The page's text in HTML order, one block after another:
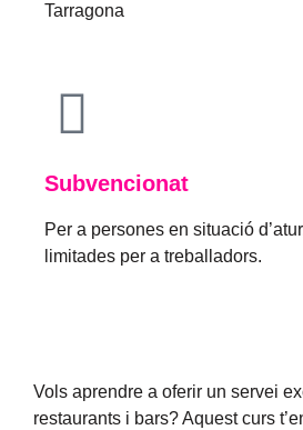
Tarragona
Subvencionat
Per a persones en situació
limitades per a treballadors.
Vols aprendre a oferir un servei
restaurants i bars? Aquest curs